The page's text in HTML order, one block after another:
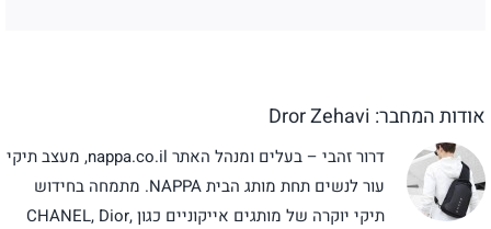
אודות המחבר: Dror Zehavi
דרור זהבי – בעלים ומנהל האתר nappa.co.il, מעצב תיקי
עור לנשים תחת מותג הבית NAPPA. מתמחה בחידוש
תיקי יוקרה של מותגים אייקוניים כגון CHANEL, Dior,